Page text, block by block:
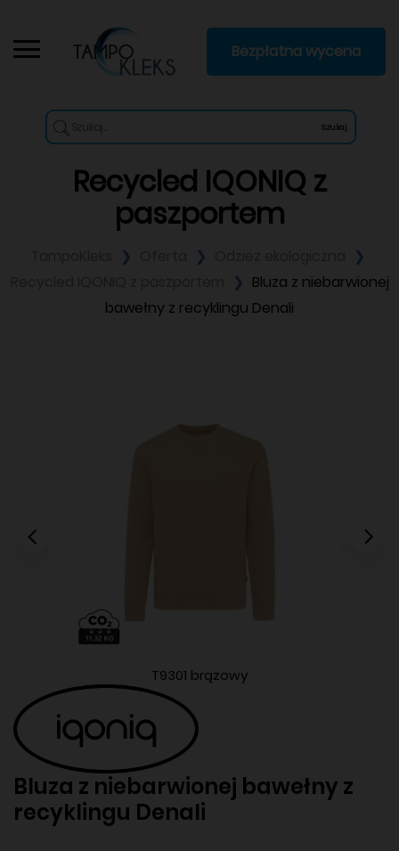
Szukaj
Bezpłatna wycena
Recycled IQONIQ z
paszportem
Bluza z niebarwionej
bawełny z recyklingu Denali
T9301 brązowy
Bluza z niebarwionej bawełny z
recyklingu Denali